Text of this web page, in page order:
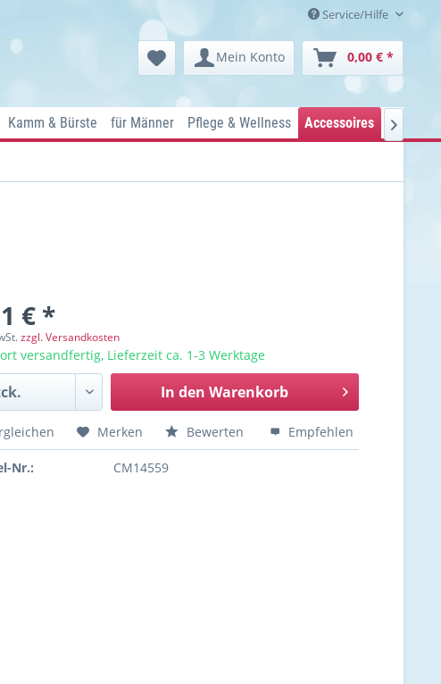
Service/Hilfe
Mein Konto 0,00 € *
Kamm & Bürste für Männer Pflege & Wellness Accessoires 
€ *
zzgl. Versandkosten
versandfertig, Lieferzeit ca. 1-3 Werktage
In den Warenkorb
Merken Bewerten Empfehlen
Nr.: CM14559